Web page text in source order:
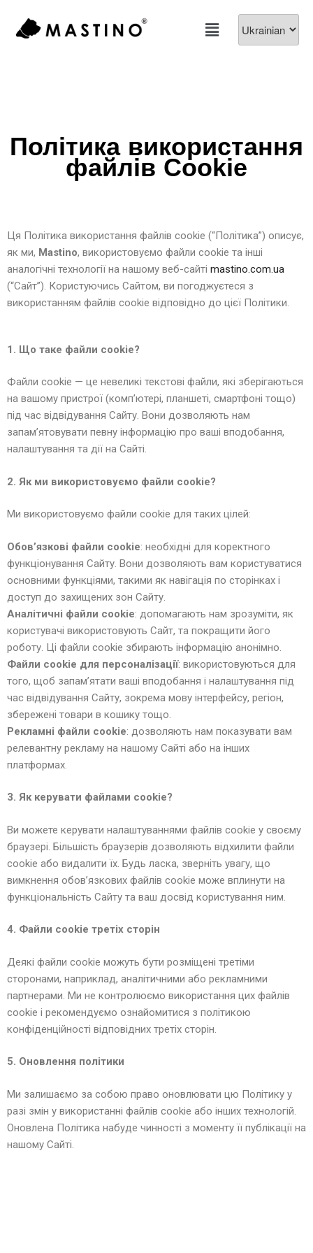
Політика використання
файлів Cookie
Ця Політика використання файлів cookie (“Політика”) описує,
як ми, Mastino, використовуємо файли cookie та інші
аналогічні технології на нашому веб-сайті mastino.com.ua
(“Сайт”). Користуючись Сайтом, ви погоджуєтеся з
використанням файлів cookie відповідно до цієї Політики.
1. Що таке файли cookie?
Файли cookie — це невеликі текстові файли, які зберігаються
на вашому пристрої (комп’ютері, планшеті, смартфоні тощо)
під час відвідування Сайту. Вони дозволяють нам
запам’ятовувати певну інформацію про ваші вподобання,
налаштування та дії на Сайті.
2. Як ми використовуємо файли cookie?
Ми використовуємо файли cookie для таких цілей:
Обов’язкові файли cookie: необхідні для коректного
функціонування Сайту. Вони дозволяють вам користуватися
основними функціями, такими як навігація по сторінках і
доступ до захищених зон Сайту.
Аналітичні файли cookie: допомагають нам зрозуміти, як
користувачі використовують Сайт, та покращити його
роботу. Ці файли cookie збирають інформацію анонімно.
Файли cookie для персоналізації: використовуються для
того, щоб запам’ятати ваші вподобання і налаштування під
час відвідування Сайту, зокрема мову інтерфейсу, регіон,
збережені товари в кошику тощо.
Рекламні файли cookie: дозволяють нам показувати вам
релевантну рекламу на нашому Сайті або на інших
платформах.
3. Як керувати файлами cookie?
Ви можете керувати налаштуваннями файлів cookie у своєму
браузері. Більшість браузерів дозволяють відхилити файли
cookie або видалити їх. Будь ласка, зверніть увагу, що
вимкнення обов’язкових файлів cookie може вплинути на
функціональність Сайту та ваш досвід користування ним.
4. Файли cookie третіх сторін
Деякі файли cookie можуть бути розміщені третіми
сторонами, наприклад, аналітичними або рекламними
партнерами. Ми не контролюємо використання цих файлів
cookie і рекомендуємо ознайомитися з політикою
конфіденційності відповідних третіх сторін.
5. Оновлення політики
Ми залишаємо за собою право оновлювати цю Політику у
разі змін у використанні файлів cookie або інших технологій.
Оновлена Політика набуде чинності з моменту її публікації на
нашому Сайті.